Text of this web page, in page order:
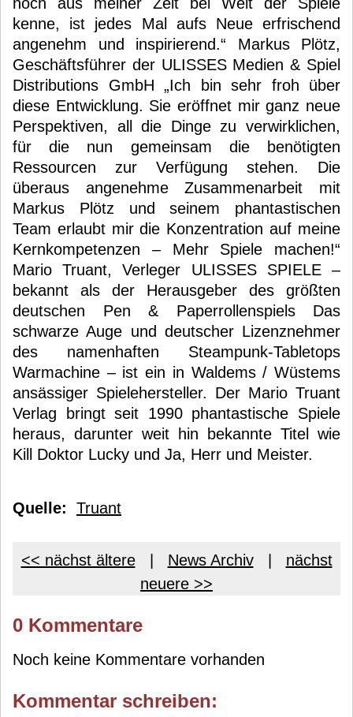
kenne, ist jedes Mal aufs Neue erfrischend
angenehm und inspirierend.“ Markus Plötz,
Geschäftsführer der ULISSES Medien & Spiel
Distributions GmbH „Ich bin sehr froh über
diese Entwicklung. Sie eröffnet mir ganz neue
Perspektiven, all die Dinge zu verwirklichen,
für die nun gemeinsam die benötigten
Ressourcen zur Verfügung stehen. Die
überaus angenehme Zusammenarbeit mit
Markus Plötz und seinem phantastischen
Team erlaubt mir die Konzentration auf meine
Kernkompetenzen – Mehr Spiele machen!“
Mario Truant, Verleger ULISSES SPIELE –
bekannt als der Herausgeber des größten
deutschen Pen & Paperrollenspiels Das
schwarze Auge und deutscher Lizenznehmer
des namenhaften Steampunk-Tabletops
Warmachine – ist ein in Waldems / Wüstems
ansässiger Spielehersteller. Der Mario Truant
Verlag bringt seit 1990 phantastische Spiele
heraus, darunter weit hin bekannte Titel wie
Kill Doktor Lucky und Ja, Herr und Meister.
Quelle: Truant
<< nächst ältere| News Archiv| nächst
neuere >>
0 Kommentare
Noch keine Kommentare vorhanden
Kommentar schreiben: